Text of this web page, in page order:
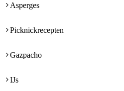
Asperges
Picknickrecepten
Gazpacho
IJs